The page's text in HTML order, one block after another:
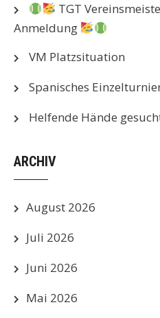
TGT
Anmeldung
VM Platzsituation
Spanisches
Helfende Hände
ARCHIV
August 2026
Juli 2026
Juni 2026
Mai 2026